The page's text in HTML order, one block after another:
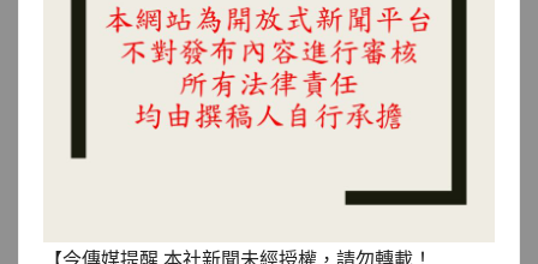
【今傳媒提醒 本社新聞未經授權，請勿轉載！